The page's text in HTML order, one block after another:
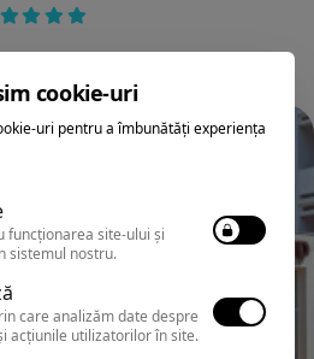
cookie-uri
uri pentru a îmbunătăți experiența
funcționarea site-ului și
sistemul nostru.
care analizăm date despre
acțiunile utilizatorilor în site.